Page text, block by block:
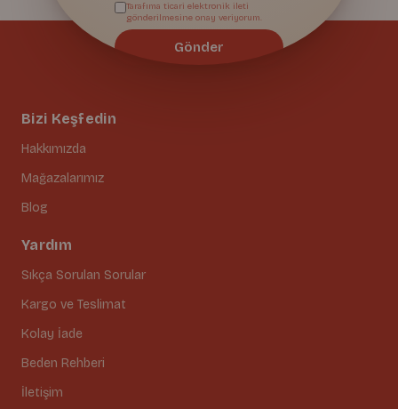
Bizi Keşfedin
Hakkımızda
Mağazalarımız
Blog
Yardım
Sıkça Sorulan Sorular
Kargo ve Teslimat
Kolay İade
Beden Rehberi
İletişim
Tarafıma ticari elektronik ileti
gönderilmesine onay veriyorum.
Gönder